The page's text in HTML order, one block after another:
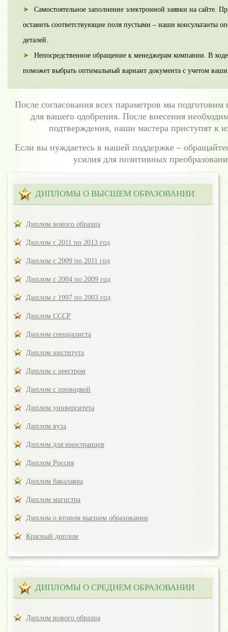
Самостоятельное заполнение электронной заявки на сайте.
оставить соответствующие поля пустыми – наши консультанты
деталей.
Непосредственное обращение к менеджерам компании. В
поможет выбрать оптимальный вариант документа с учетом
После согласования всех параметров мы
для вашего одобрения. После внесения
подтверждения, наши мастера приступят к
Если вы нуждаетесь в нашей поддержке –
усилия для позитивных
ДИПЛОМЫ О ВЫСШЕМ ОБРАЗОВАНИИ
Диплом нового образца
Диплом с 2011 по 2013 год
Диплом с 2009 по 2011 год
Диплом с 2004 по 2009 год
Диплом с 1997 по 2003 год
Диплом СССР
Диплом специалиста
Диплом института
Диплом с реестром
Диплом с проводкой
Диплом университета
Диплом вуза
Диплом для иностранцев
Диплом Россия
Диплом бакалавра
Диплом магистра
Диплом о втором высшем образовании
Красный диплом
ДИПЛОМЫ О СРЕДНЕМ ОБРАЗОВАНИИ
Диплом нового образца